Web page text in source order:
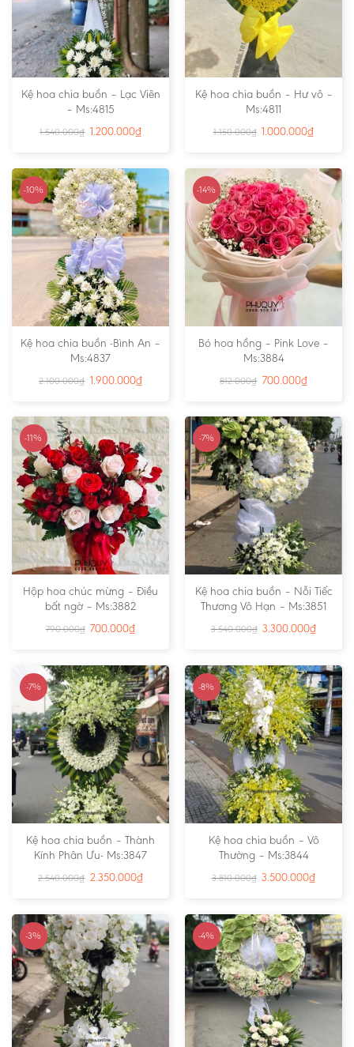
Kệ hoa chia buồn – Lạc Viên
– Ms:4815
1.540.000₫ 1.200.000₫
Kệ hoa chia buồn – Hư vô –
Ms:4811
1.150.000₫ 1.000.000₫
-10%
Kệ hoa chia buồn -Bình An –
Ms:4837
2.100.000₫ 1.900.000₫
-14%
Bó hoa hồng – Pink Love –
Ms:3884
812.000₫ 700.000₫
-11%
Hộp hoa chúc mừng – Điều
bất ngờ – Ms:3882
790.000₫ 700.000₫
-7%
Kệ hoa chia buồn – Nỗi Tiếc
Thương Vô Hạn – Ms:3851
3.540.000₫ 3.300.000₫
-7%
Kệ hoa chia buồn – Thành
Kính Phân Ưu- Ms:3847
2.540.000₫ 2.350.000₫
-8%
Kệ hoa chia buồn – Vô
Thường – Ms:3844
3.810.000₫ 3.500.000₫
-3% -4%